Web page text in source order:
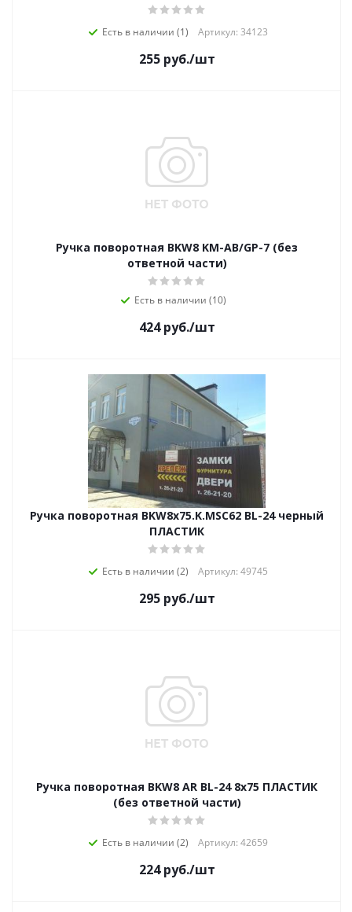
Есть в наличии (1) Артикул: 34123
255руб./шт
Ручка поворотная BKW8 KM-AB/GP-7 (без
ответной части)
Есть в наличии (10)
424руб./шт
Ручка поворотная BKW8x75.K.MSC62 BL-24 черный
ПЛАСТИК
Есть в наличии (2) Артикул: 49745
295руб./шт
Ручка поворотная BKW8 AR BL-24 8х75 ПЛАСТИК
(без ответной части)
Есть в наличии (2) Артикул: 42659
224руб./шт